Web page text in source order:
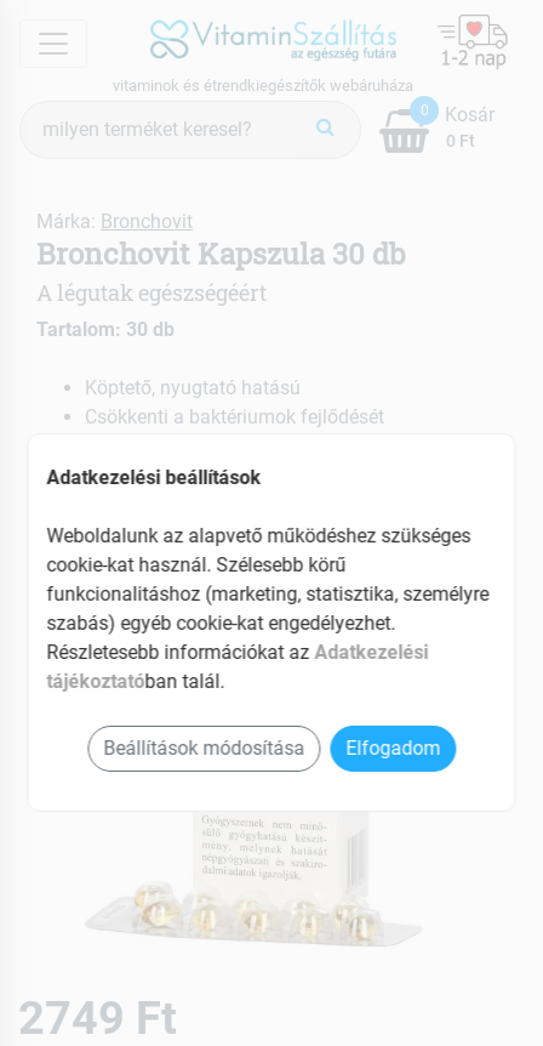
menu
vitaminok és étrendkiegészítők webáruháza
keresés
0
0 Ft
Kosár
Márka: Bronchovit
Bronchovit Kapszula 30 db
A légutak egészségéért
Tartalom: 30 db
Köptető, nyugtató hatású
Csökkenti a baktériumok fejlődését
2749 Ft
Adatkezelési beállítások
Weboldalunk az alapvető működéshez szükséges
cookie-kat használ. Szélesebb körű
funkcionalitáshoz (marketing, statisztika, személyre
szabás) egyéb cookie-kat engedélyezhet.
Részletesebb információkat azAdatkezelési
tájékoztatóban talál.
Beállítások módosítása Elfogadom